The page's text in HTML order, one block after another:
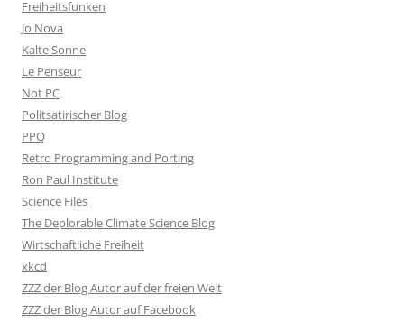
Freiheitsfunken
Jo Nova
Kalte Sonne
Le Penseur
Not PC
Politsatirischer Blog
PPQ
Retro Programming and Porting
Ron Paul Institute
Science Files
The Deplorable Climate Science Blog
Wirtschaftliche Freiheit
xkcd
ZZZ der Blog Autor auf der freien Welt
ZZZ der Blog Autor auf Facebook